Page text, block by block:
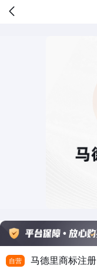
自营 马德里商标注册